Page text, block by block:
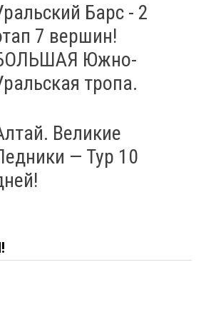
Барс - 2
7 вершин!
Южно-
тропа.
Великие
— Тур 10